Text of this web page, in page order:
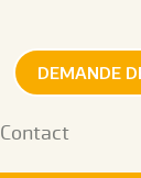
Contact
DEMANDE